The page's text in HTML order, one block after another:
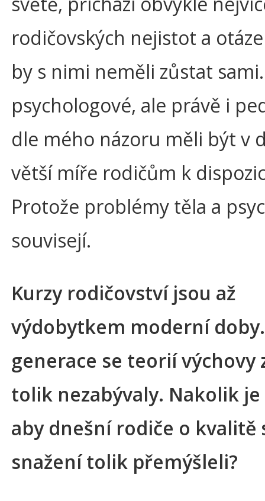
rodičovských nejistot a
by s nimi neměli zůstat
psychologové, ale právě i
dle mého názoru měli být v
větší míře rodičům k
Protože problémy těla a
souvisejí.
Kurzy rodičovství jsou až
výdobytkem moderní
generace se teorií výchovy
tolik nezabývaly. Nakolik
aby dnešní rodiče o kvalitě
snažení tolik přemýšleli?